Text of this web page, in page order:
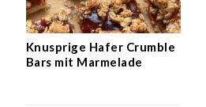
Knusprige Hafer Crumble
Bars mit Marmelade